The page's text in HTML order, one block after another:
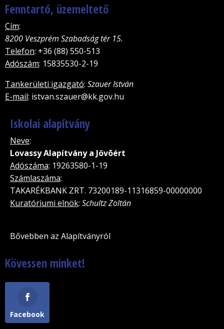
Fenntartó, üzemeltető
Cím:
8200 Veszprém Szabadság tér 15.
Telefon: +36 (88) 550-513
Adószám: 15835530-2-19
Tankerületi igazgató: Szauer István
E-mail: istvan.szauer@kk.gov.hu
Iskolai alapítvány
Neve:
Lovassy Alapítvány a Jövõért
Adószáma: 19263580-1-19
Számlaszáma:
TAKARÉKBANK ZRT. 73200189-11316859-00000000
Kuratóriumi elnök: Schultz Zoltán
Bővebben az Alapítványról
Kövessen minket!
Facebook